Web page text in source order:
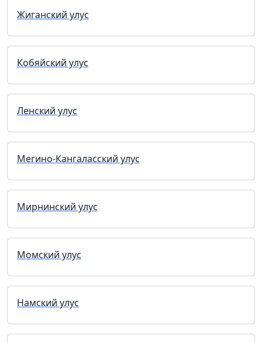
Жиганский улус
Кобяйский улус
Ленский улус
Мегино-Кангаласский улус
Мирнинский улус
Момский улус
Намский улус